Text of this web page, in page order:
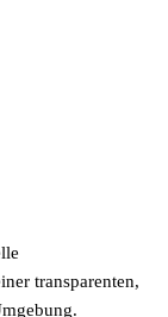
transparenten,